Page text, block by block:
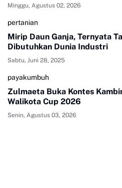
Minggu, Agustus 02, 2026
pertanian
Mirip Daun Ganja, Ternyata
Dibutuhkan Dunia Industri
Sabtu, Juni 28, 2025
payakumbuh
Zulmaeta Buka Kontes
Walikota Cup 2026
Senin, Agustus 03, 2026